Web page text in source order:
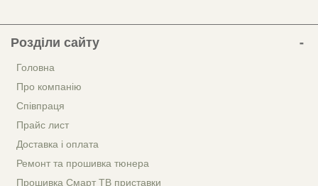
Розділи сайту
Головна
Про компанію
Співпраця
Прайс лист
Доставка і оплата
Ремонт та прошивка тюнера
Прошивка Смарт ТВ приставки